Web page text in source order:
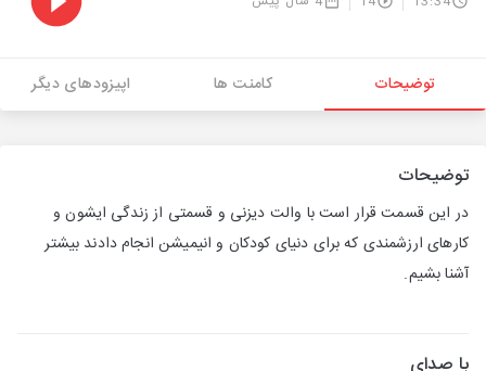
توضیحات کامنت ها اپیزودهای دیگر
توضیحات
در این قسمت قرار است با والت دیزنی و قسمتی از زندگی ایشون و
کارهای ارزشمندی که برای دنیای کودکان و انیمیشن انجام دادند بیشتر
آشنا بشیم.
با صدای